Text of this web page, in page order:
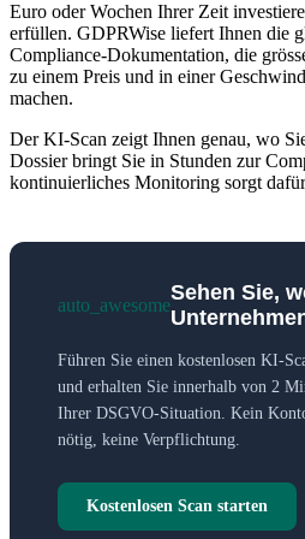
Euro oder Wochen Ihrer Zeit
erfüllen. GDPRWise liefert Ihnen die
Compliance-Dokumentation, die
zu einem Preis und in einer
machen.
Der KI-Scan zeigt Ihnen genau, wo
Dossier bringt Sie in Stunden zur
kontinuierliches Monitoring sorgt
auto_awesome
Sehen Sie,
Führen Sie einen kostenlosen KI-
und erhalten Sie innerhalb von 2
Ihrer DSGVO-Situation. Kein
nötig, keine Verpflichtung.
Kostenlosen Scan starten